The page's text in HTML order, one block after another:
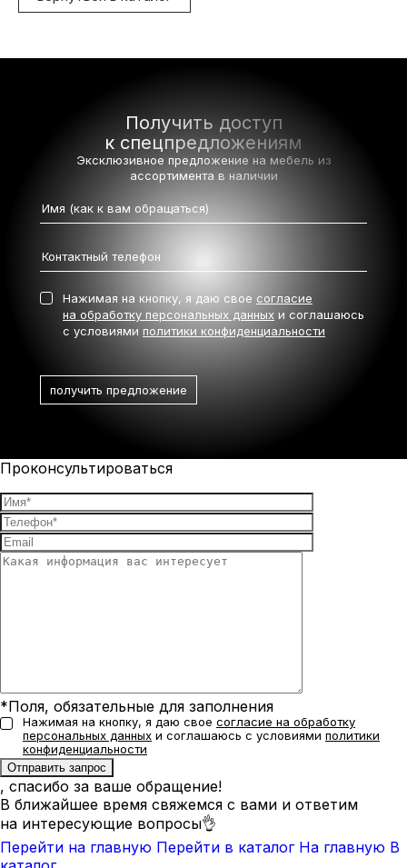
Получить доступ
к спецпредложениям
Эксклюзивное предложение на мебель из
ассортимента в наличии
Нажимая на кнопку, я даю свое согласие
на обработку персональных данных и соглашаюсь
с условиями политики конфиденциальности
Проконсультироваться
*Поля, обязательные для заполнения
Нажимая на кнопку, я даю свое согласие на обработку
персональных данных и соглашаюсь с условиями политики
конфиденциальности
, спасибо за ваше обращение!
В ближайшее время свяжемся с вами и ответим
на интересующие вопросы👌
Перейти на главную Перейти в каталог На главную В